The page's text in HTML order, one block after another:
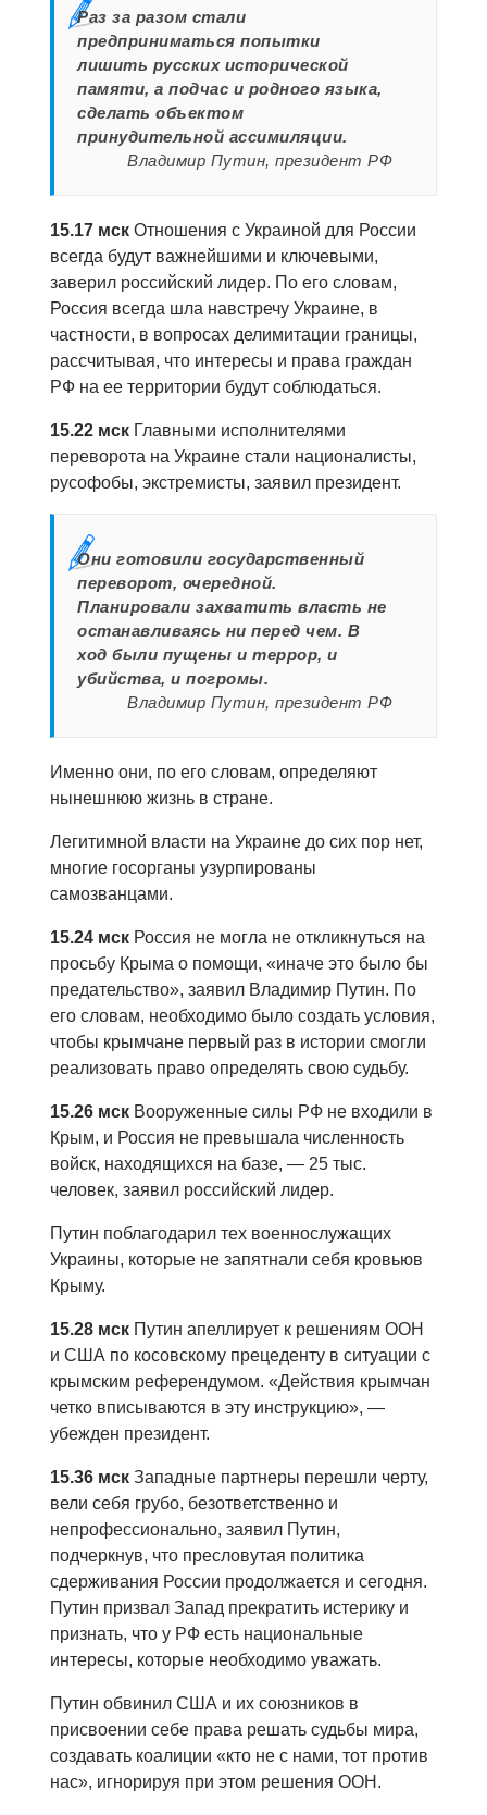
Раз за разом стали
предприниматься попытки
лишить русских исторической
памяти, а подчас и родного языка,
сделать объектом
принудительной ассимиляции.
Владимир Путин, президент РФ
15.17 мск Отношения с Украиной для России
всегда будут важнейшими и ключевыми,
заверил российский лидер. По его словам,
Россия всегда шла навстречу Украине, в
частности, в вопросах делимитации границы,
рассчитывая, что интересы и права граждан
РФ на ее территории будут соблюдаться.
15.22 мск Главными исполнителями
переворота на Украине стали националисты,
русофобы, экстремисты, заявил президент.
Они готовили государственный
переворот, очередной.
Планировали захватить власть не
останавливаясь ни перед чем. В
ход были пущены и террор, и
убийства, и погромы.
Владимир Путин, президент РФ
Именно они, по его словам, определяют
нынешнюю жизнь в стране.
Легитимной власти на Украине до сих пор нет,
многие госорганы узурпированы
самозванцами.
15.24 мск Россия не могла не откликнуться на
просьбу Крыма о помощи, «иначе это было бы
предательство», заявил Владимир Путин. По
его словам, необходимо было создать условия,
чтобы крымчане первый раз в истории смогли
реализовать право определять свою судьбу.
15.26 мск Вооруженные силы РФ не входили в
Крым, и Россия не превышала численность
войск, находящихся на базе, — 25 тыс.
человек, заявил российский лидер.
Путин поблагодарил тех военнослужащих
Украины, которые не запятнали себя кровьюв
Крыму.
15.28 мск Путин апеллирует к решениям ООН
и США по косовскому прецеденту в ситуации с
крымским референдумом. «Действия крымчан
четко вписываются в эту инструкцию», —
убежден президент.
15.36 мск Западные партнеры перешли черту,
вели себя грубо, безответственно и
непрофессионально, заявил Путин,
подчеркнув, что пресловутая политика
сдерживания России продолжается и сегодня.
Путин призвал Запад прекратить истерику и
признать, что у РФ есть национальные
интересы, которые необходимо уважать.
Путин обвинил США и их союзников в
присвоении себе права решать судьбы мира,
создавать коалиции «кто не с нами, тот против
нас», игнорируя при этом решения ООН.